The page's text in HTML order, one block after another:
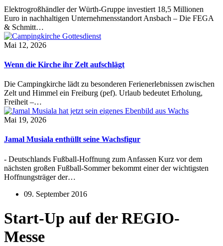
Elektrogroßhändler der Würth-Gruppe investiert 18,5 Millionen
Euro in nachhaltigen Unternehmensstandort Ansbach – Die FEGA
& Schmitt…
Mai 12, 2026
Wenn die Kirche ihr Zelt aufschlägt
Die Campingkirche lädt zu besonderen Ferienerlebnissen zwischen
Zelt und Himmel ein Freiburg (pef). Urlaub bedeutet Erholung,
Freiheit –…
Mai 19, 2026
Jamal Musiala enthüllt seine Wachsfigur
- Deutschlands Fußball-Hoffnung zum Anfassen Kurz vor dem
nächsten großen Fußball-Sommer bekommt einer der wichtigsten
Hoffnungsträger der…
09. September 2016
Start-Up auf der REGIO-
Messe